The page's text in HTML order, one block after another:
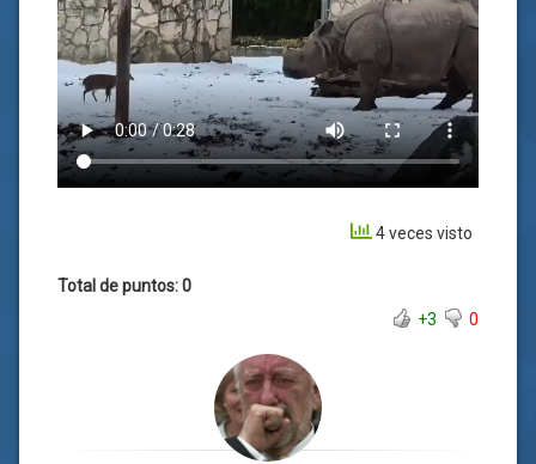
4 veces visto
Total de puntos: 0
+3
0